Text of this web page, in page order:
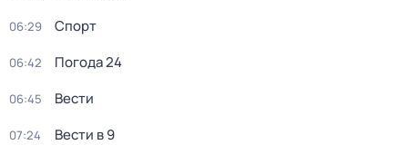
06:29 Спорт
06:42 Погода 24
06:45 Вести
07:24 Вести в 9